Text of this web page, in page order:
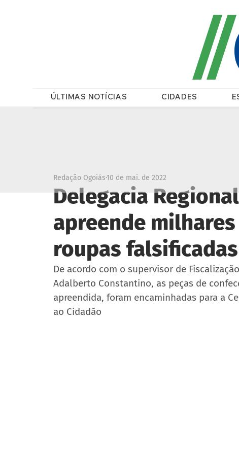
ÚLTIMAS NOTÍCIAS CIDADES
//
Delegacia
apreende
roupas
Redação Ogoiás10 de mai. de 2022
De acordo com o supervisor de
Adalberto Constantino, as peças de
apreendida, foram encaminhadas para a
ao Cidadão